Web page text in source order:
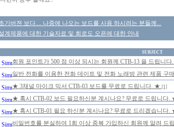
기버젼 보다.... 나중에 나오는 보드를 사용 하시려는 분들께...
계제품에 대한 기술자료 및 회로도 오픈에 대한 안내
SUBJECT
회원 포인트가 500 점 이상 되시는 회원께 CTB-13 을 드립니다.
일반 전화를 이용한 전화 데이트 및 전화 노래방 관련 제품 구
★ 3채널 마이크 믹서 CTB-03 보드를 무료로 드립니다. ★ [1]
★ 혹시 CTB-02 보드 필요하신분 계시나요? 무료로 드립니다.
★ 혹시 CTB-01 필요 하신분 계시나요? 무료로 드리겠습니다.
비밀번호를 분실하여 1회 이상 중복 가입하신 회원께 알려 드